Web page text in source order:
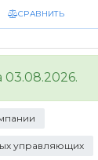
СРАВНИТЬ
03.08.2026.
управляющих